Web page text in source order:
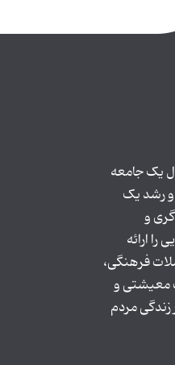
یک جامعه
و رشد یک
و
ارائه
فرهنگی،
معیشتی و
مردم